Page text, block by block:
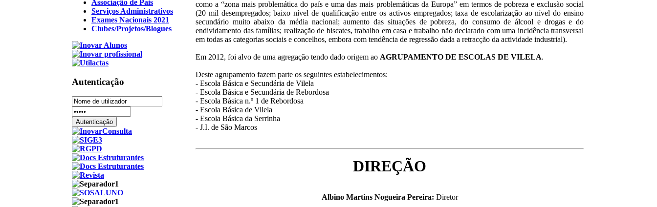
como a “zona mais problemática do país e uma das mais problemáticas da Europa” em termos de pobreza e exclusão social
(20 mil desempregados; baixo nível de qualificação entre os activos empregados; taxa de escolarização ao nível do ensino
secundário muito abaixo da média nacional; aumento das situações de pobreza, do consumo de álcool e drogas e do
endividamento das famílias; realização de biscates, trabalho em casa e trabalho não declarado com uma incidência transversal
em todas as categorias sociais e concelhos, embora com tendência de regressão dada a retracção da actividade industrial).
Em 2012, foi alvo de uma agregação tendo dado origem ao AGRUPAMENTO DE ESCOLAS DE VILELA.
Deste agrupamento fazem parte os seguintes estabelecimentos:
- Escola Básica e Secundária de Vilela
- Escola Básica e Secundária de Rebordosa
- Escola Básica n.º 1 de Rebordosa
- Escola Básica de Vilela
- Escola Básica da Serrinha
- J.I. de São Marcos
DIREÇÃO
Albino Martins Nogueira Pereira: Diretor
Associação de Pais
Serviços Administrativos
Exames Nacionais 2021
Clubes/Projetos/Blogues
Autenticação